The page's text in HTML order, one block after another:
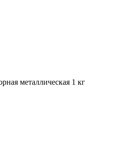
металлическая 1 кг